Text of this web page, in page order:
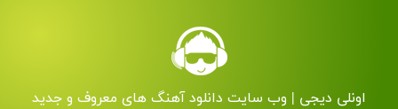
اونلی دیجی | وب سایت دانلود آهنگ های معروف و جدید